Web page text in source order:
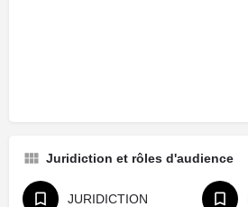
Juridiction et rôles d'audience
JURIDICTION